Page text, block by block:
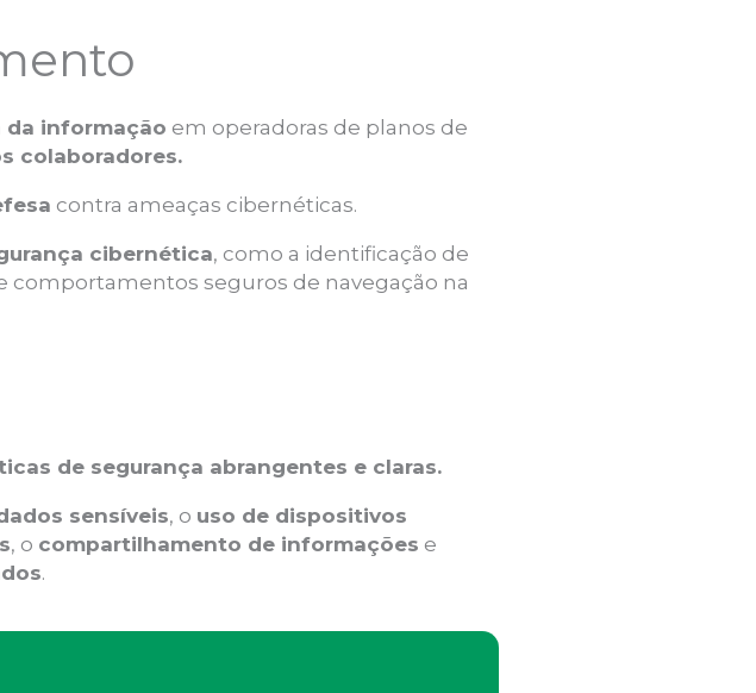
da informação em operadoras de planos de
colaboradores.
contra ameaças cibernéticas.
cibernética, como a identificação de
comportamentos seguros de navegação na
de segurança abrangentes e claras.
sensíveis, o uso de dispositivos
, o compartilhamento de informações e
.